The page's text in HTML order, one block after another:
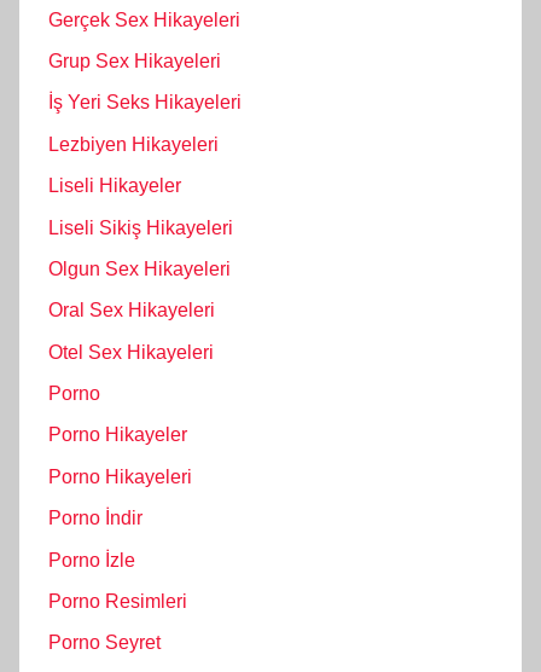
Gerçek Sex Hikayeleri
Grup Sex Hikayeleri
İş Yeri Seks Hikayeleri
Lezbiyen Hikayeleri
Liseli Hikayeler
Liseli Sikiş Hikayeleri
Olgun Sex Hikayeleri
Oral Sex Hikayeleri
Otel Sex Hikayeleri
Porno
Porno Hikayeler
Porno Hikayeleri
Porno İndir
Porno İzle
Porno Resimleri
Porno Seyret